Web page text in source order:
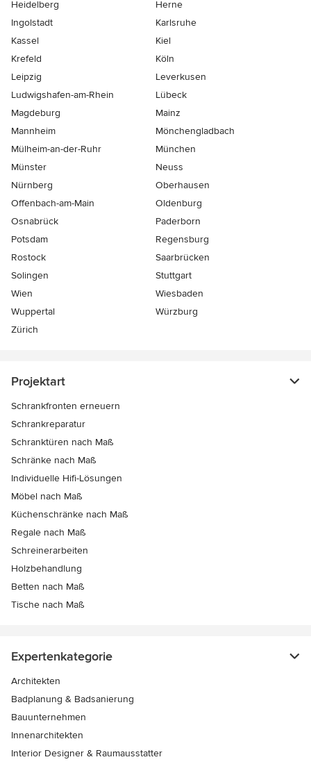
Heidelberg
Herne
Ingolstadt
Karlsruhe
Kassel
Kiel
Krefeld
Köln
Leipzig
Leverkusen
Ludwigshafen-am-Rhein
Lübeck
Magdeburg
Mainz
Mannheim
Mönchen­gladbach
Mülheim-an-der-Ruhr
München
Münster
Neuss
Nürnberg
Oberhausen
Offenbach-am-Main
Oldenburg
Osnabrück
Paderborn
Potsdam
Regensburg
Rostock
Saarbrücken
Solingen
Stuttgart
Wien
Wiesbaden
Wuppertal
Würzburg
Zürich
Projektart
Schrankfronten erneuern
Schrankreparatur
Schranktüren nach Maß
Schränke nach Maß
Individuelle Hifi-Lösungen
Möbel nach Maß
Küchenschränke nach Maß
Regale nach Maß
Schreinerarbeiten
Holzbehandlung
Betten nach Maß
Tische nach Maß
Expertenkategorie
Architekten
Badplanung & Badsanierung
Bauunternehmen
Innenarchitekten
Interior Designer & Raumausstatter